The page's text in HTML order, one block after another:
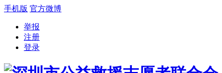
手机版 官方微博
举报
注册
登录